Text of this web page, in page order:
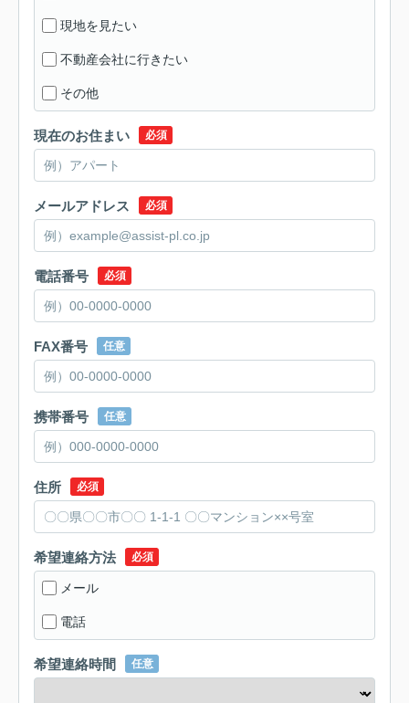
現地を見たい
不動産会社に行きたい
その他
現在のお住まい 必須
メールアドレス 必須
電話番号 必須
FAX番号 任意
携帯番号 任意
住所 必須
希望連絡方法 必須
メール
電話
希望連絡時間 任意